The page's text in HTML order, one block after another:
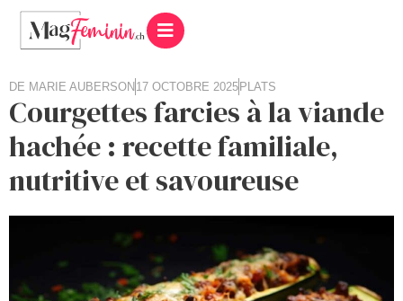
DE MARIE AUBERSON 17 OCTOBRE 2025 PLATS
Courgettes farcies à la viande
hachée : recette familiale,
nutritive et savoureuse